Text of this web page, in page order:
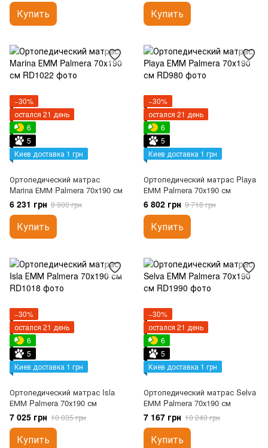
Купить Купить
−30%
остался 21 день
6
5
Киев доставка 1 грн
Ортопедический матрас
Marina ЕММ Palmera 70х190 см
6 231 грн 8 900 грн
Купить
−30%
остался 21 день
6
5
Киев доставка 1 грн
Ортопедический матрас Playa
ЕММ Palmera 70х190 см
6 802 грн 9 718 грн
Купить
−30%
остался 21 день
6
5
Киев доставка 1 грн
Ортопедический матрас Isla
ЕММ Palmera 70х190 см
7 025 грн 10 035 грн
Купить
−30%
остался 21 день
6
5
Киев доставка 1 грн
Ортопедический матрас Selva
ЕММ Palmera 70х190 см
7 167 грн 10 240 грн
Купить